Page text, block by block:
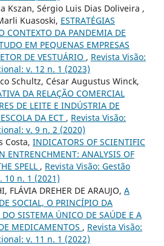
Kszan, Sérgio Luis Dias Doliveira ,
Kuasoski, ESTRATÉGIAS
CONTEXTO DA PANDEMIA DE
EM PEQUENAS EMPRESAS
DE VESTUÁRIO , Revista Visão:
v. 12 n. 1 (2023)
Schultz, César Augustus Winck,
DA RELAÇÃO COMERCIAL
DE LEITE E INDÚSTRIA DE
DA ECT , Revista Visão:
v. 9 n. 2 (2020)
Costa, INDICATORS OF SCIENTIFIC
ENTRENCHMENT: ANALYSIS OF
SPELL , Revista Visão: Gestão
10 n. 1 (2021)
FLÁVIA DREHER DE ARAUJO, A
SOCIAL, O PRINCÍPIO DA
SISTEMA ÚNICO DE SAÚDE E A
MEDICAMENTOS , Revista Visão:
v. 11 n. 1 (2022)